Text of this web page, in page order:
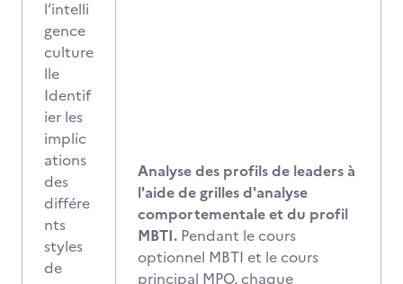
l’intelli
gence
culture
lle
Identif
ier les
implic
ations
des
différe
nts
styles
de
Analyse des profils de leaders à
l'aide de grilles d'analyse
comportementale et du profil
MBTI. Pendant le cours
optionnel MBTI et le cours
principal MPO, chaque